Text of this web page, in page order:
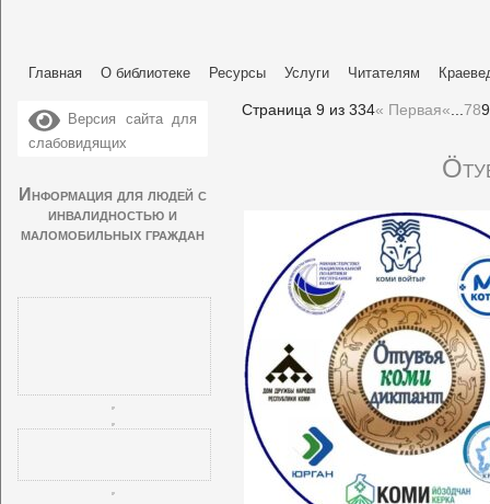
Главная О библиотеке Ресурсы Услуги Читателям
Версия сайта для
слабовидящих
Информация для людей с
инвалидностью и
маломобильных граждан
Страница 9 из 334« Первая« 789